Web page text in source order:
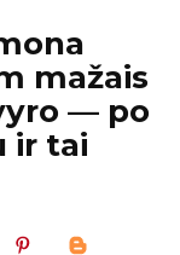
mažais
— po
ir tai